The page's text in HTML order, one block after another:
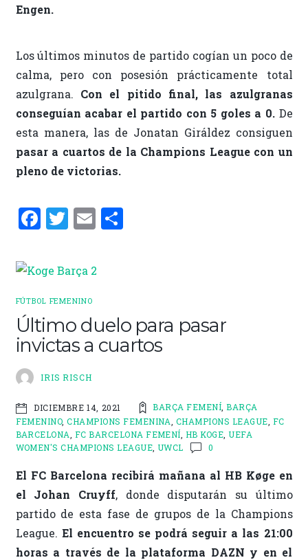
Engen.
Los últimos minutos de partido cogían un poco de
calma, pero con posesión prácticamente total
azulgrana. Con el pitido final, las azulgranas
conseguían acabar el partido con 5 goles a 0.De
esta manera, las de Jonatan Giráldez consiguen
pasar a cuartos de la Champions League con un
pleno de victorias.
F
ce
b
o
o
k
T
it
te
r
E
ai
l
C
ti
r
FÚTBOL FEMENINO
Último duelo para pasar
invictas a cuartos
IRIS RISCH
DICIEMBRE 14, 2021 BARÇA FEMENÍ ,BARÇA
FEMENINO,CHAMPIONS FEMENINA CHAMPIONS LEAGUE FC
BARCELONA FC BARCELONA FEMENÍ HB KOGE ,UEFA
WOMEN'S CHAMPIONS LEAGUE UWCL 0
El FC Barcelona recibirá mañana al HB Køge en
el Johan Cruyff, donde disputarán su último
partido de esta fase de grupos de la Champions
League. El encuentro se podrá seguir a las 21:00
horas a través de la plataforma DAZN y en el